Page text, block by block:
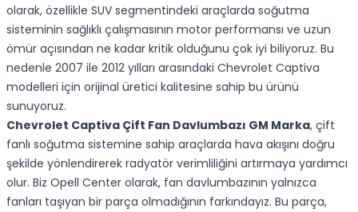
olarak, özellikle SUV segmentindeki araçlarda soğutma
sisteminin sağlıklı çalışmasının motor performansı ve uzun
ömür açısından ne kadar kritik olduğunu çok iyi biliyoruz. Bu
nedenle 2007 ile 2012 yılları arasındaki Chevrolet Captiva
modelleri için orijinal üretici kalitesine sahip bu ürünü
sunuyoruz.
Chevrolet Captiva Çift Fan Davlumbazı GM Marka, çift
fanlı soğutma sistemine sahip araçlarda hava akışını doğru
şekilde yönlendirerek radyatör verimliliğini artırmaya yardımcı
olur. Biz Opell Center olarak, fan davlumbazının yalnızca
fanları taşıyan bir parça olmadığının farkındayız. Bu parça,